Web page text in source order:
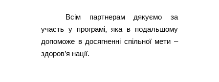
Всім партнерам дякуємо за
участь у програмі, яка в подальшому
допоможе в досягненні спільної мети –
здоров’я нації.